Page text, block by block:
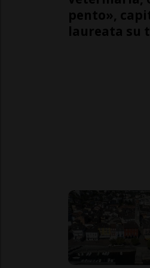
pento»,
laureata su